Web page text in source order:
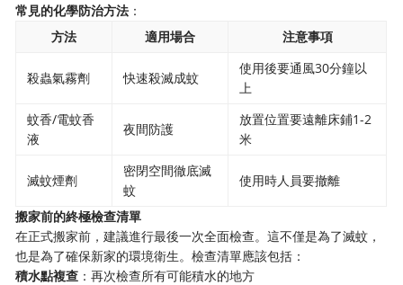
常見的化學防治方法 ：
方法
適用場合 注意事項
殺蟲氣霧劑 快速殺滅成蚊
使用後要通風30分鐘以
上
蚊香/電蚊香
液
夜間防護
放置位置要遠離床鋪1-2
米
滅蚊煙劑
密閉空間徹底滅
蚊
使用時人員要撤離
搬家前的終極檢查清單
在正式搬家前，建議進行最後一次全面檢查。這不僅是為了滅蚊，
也是為了確保新家的環境衛生。檢查清單應該包括：
積水點複查 ：再次檢查所有可能積水的地方